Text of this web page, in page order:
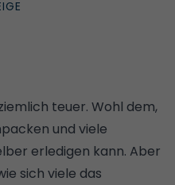
teuer. Wohl dem,
und viele
erledigen kann. Aber
sich viele das